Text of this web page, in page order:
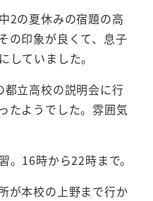
2の夏休みの宿題の高
の印象が良くて、息子
していました。
立高校の説明会に行
たようでした。雰囲気
。16時から22時まで。
が本校の上野まで行か